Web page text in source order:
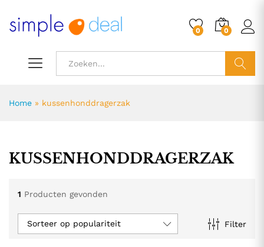
0 0
Home » kussenhonddragerzak
KUSSENHONDDRAGERZAK
1 Producten gevonden
Filter
Sorteer op populariteit